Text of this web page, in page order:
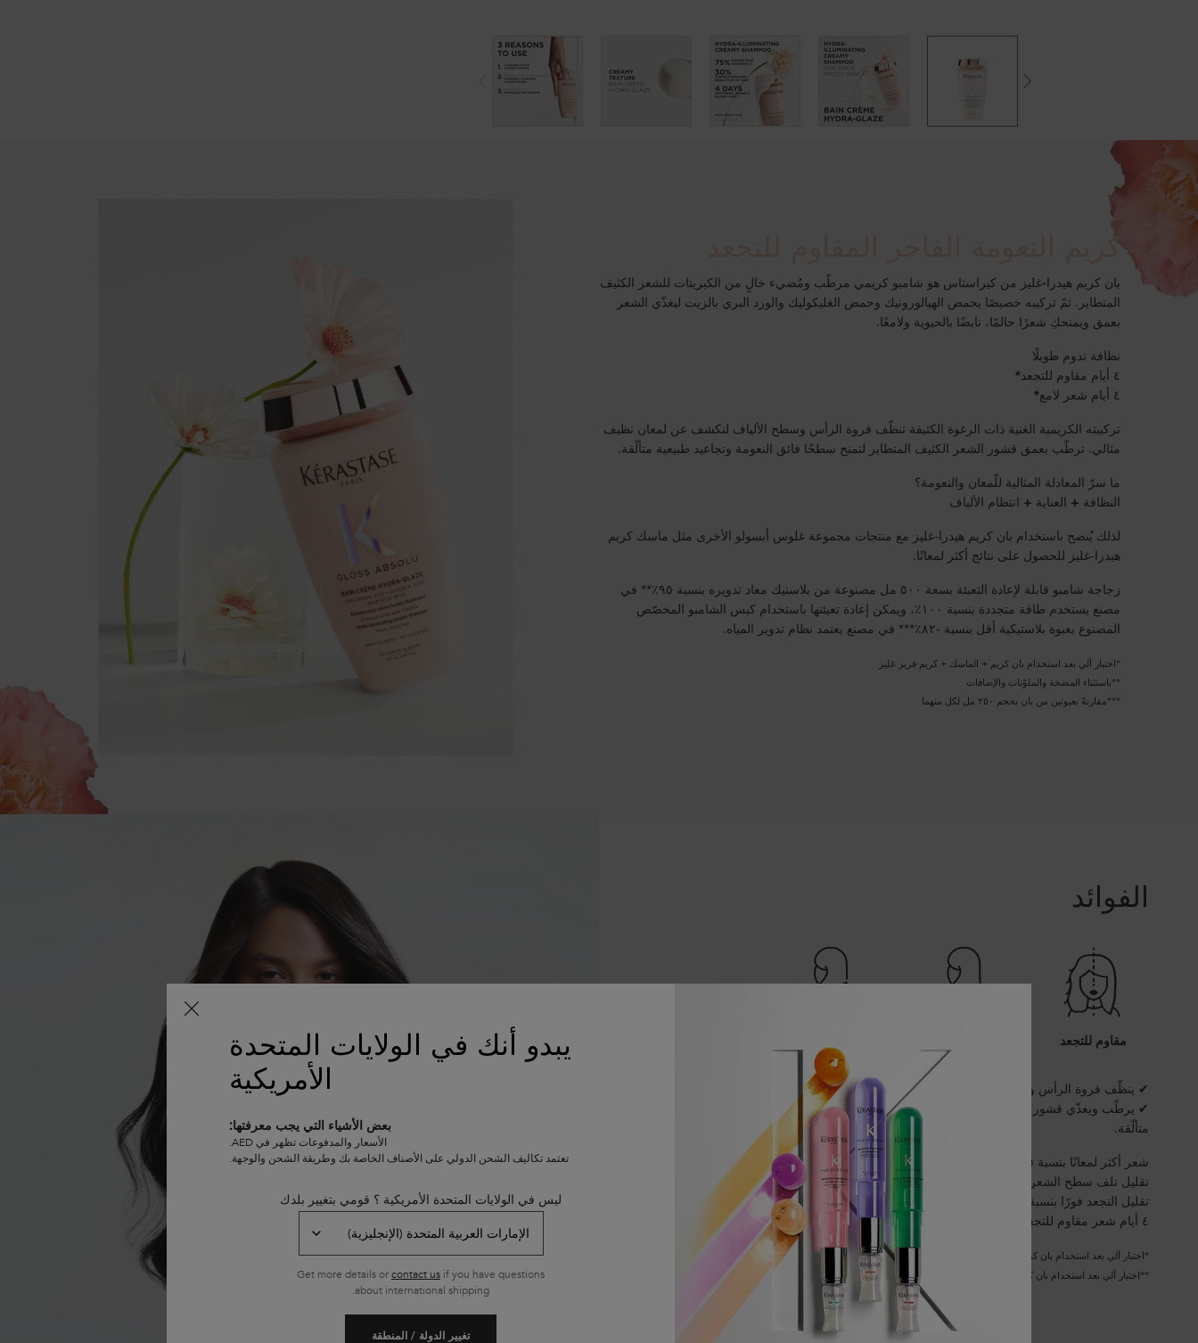
Description + Benefits + How To
كريم النعومة الفاخر المقاوم للتجعد
بان كريم هيدرا-غليز من كيراستاس هو شامبو كريمي مرطّب ومُضيء خالٍ من الكبريتات للشعر الكثيف
المتطاير. تمّ تركيبه خصيصًا بحمض الهيالورونيك وحمض الغليكوليك والورد البري بالزيت ليغذّي الشعر
بعمق ويمنحكِ شعرًا حالمًا، نابضًا بالحيوية ولامعًا.
نظافة تدوم طويلًا
٤ أيام مقاوم للتجعد*
٤ أيام شعر لامع*
تركيبته الكريمية الغنية ذات الرغوة الكثيفة تنظّف فروة الرأس وسطح الألياف لتكشف عن لمعان نظيف
مثالي. ترطّب بعمق قشور الشعر الكثيف المتطاير لتمنح سطحًا فائق النعومة وتجاعيد طبيعية متألّقة.
ما سرّ المعادلة المثالية للّمعان والنعومة؟
النظافة + العناية + انتظام الألياف
لذلك يُنصح باستخدام بان كريم هيدرا-غليز مع منتجات مجموعة غلوس أبسولو الأخرى مثل ماسك كريم
هيدرا-غليز للحصول على نتائج أكثر لمعانًا.
زجاجة شامبو قابلة لإعادة التعبئة بسعة ٥٠٠ مل مصنوعة من بلاستيك معاد تدويره بنسبة ٩٥٪** في
مصنع يستخدم طاقة متجددة بنسبة ١٠٠٪، ويمكن إعادة تعبئتها باستخدام كيس الشامبو المخصّص
المصنوع بعبوة بلاستيكية أقل بنسبة ‎-٨٢٪*** في مصنع يعتمد نظام تدوير المياه.
*اختبار آلي بعد استخدام بان كريم + الماسك + كريم فريز غليز
**باستثناء المضخة والملوّنات والإضافات
***مقارنةً بعبوتين من بان بحجم ٢٥٠ مل لكل منهما
الفوائد
مقاوم للتجعد
✔ ينظّف فروة الرأس وسطح الألياف ليكشف عن لمعان نظيف مثالي.
✔ يرطّب ويغذّي قشور الشعر الكثيف المتطاير بعمق ليمنح سطحًا فائق النعومة وتجاعيد طبيعية
متألّقة.
شعر أكثر لمعانًا بنسبة ٧٥٪ فورًا*
تقليل تلف سطح الشعر بنسبة ٣٠٪ من أول استخدام*
تقليل التجعد فورًا بنسبة ٣٣٪*
٤ أيام شعر مقاوم للتجعد، نابض بالحيوية ولامع**
*اختبار آلي بعد استخدام بان كريم
**اختبار آلي بعد استخدام بان كريم + الماسك + كريم فريز غليز
يبدو أنك في الولايات المتحدة
الأمريكية
بعض الأشياء التي يجب معرفتها:
الأسعار والمدفوعات تظهر في AED.
تعتمد تكاليف الشحن الدولي على الأصناف الخاصة بك وطريقة الشحن والوجهة.
ليس في الولايات المتحدة الأمريكية ؟ قومي بتغيير بلدك
Get more details orcontact us if you have questions
about international shipping.
تغيير الدولة / المنطقة